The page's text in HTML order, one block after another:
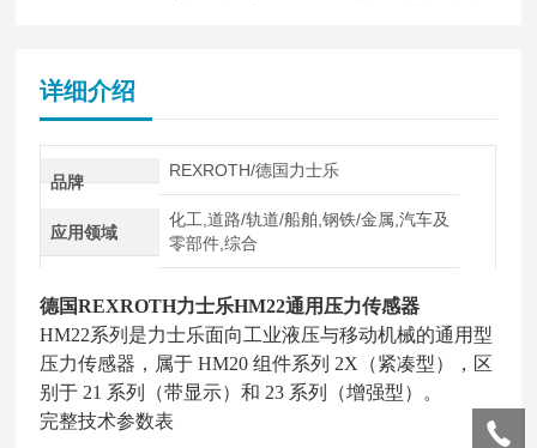
详细介绍
品牌
REXROTH/德国力士乐
应用领域
化工,道路/轨道/船舶,钢铁/金属,汽车及
零部件,综合
德国REXROTH力士乐HM22通用压力传感器
HM22系列是力士乐面向工业液压与移动机械的通用型
压力传感器，属于 HM20 组件系列 2X（紧凑型），区
别于 21 系列（带显示）和 23 系列（增强型）。
完整技术参数表